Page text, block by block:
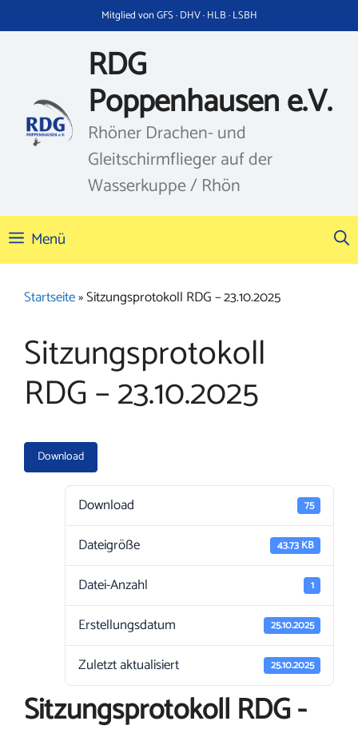
Inhalt
Mitglied von GFS · DHV · HLB · LSBH
RDG
Poppenhausen e.V.
Rhöner Drachen- und
Gleitschirmflieger auf der
Wasserkuppe / Rhön
Menü
Startseite»Sitzungsprotokoll RDG – 23.10.2025
Sitzungsprotokoll
RDG – 23.10.2025
Download
Download 75
Dateigröße 43.73 KB
Datei-Anzahl 1
Erstellungsdatum 25.10.2025
Zuletzt aktualisiert 25.10.2025
Sitzungsprotokoll RDG -